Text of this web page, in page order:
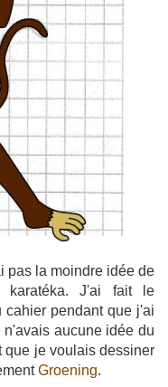
pas la moindre idée de
karatéka. J'ai fait le
cahier pendant que j'ai
aucune idée du
que je voulais dessiner
Groening.